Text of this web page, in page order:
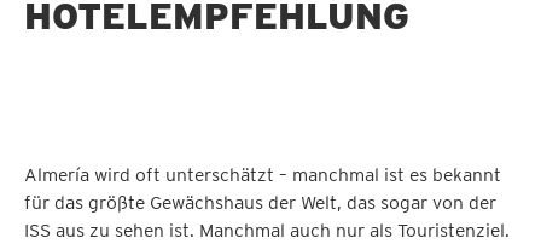
HOTELEMPFEHLUNG
Almería wird oft unterschätzt – manchmal ist es bekannt
für das größte Gewächshaus der Welt, das sogar von der
ISS aus zu sehen ist. Manchmal auch nur als Touristenziel.